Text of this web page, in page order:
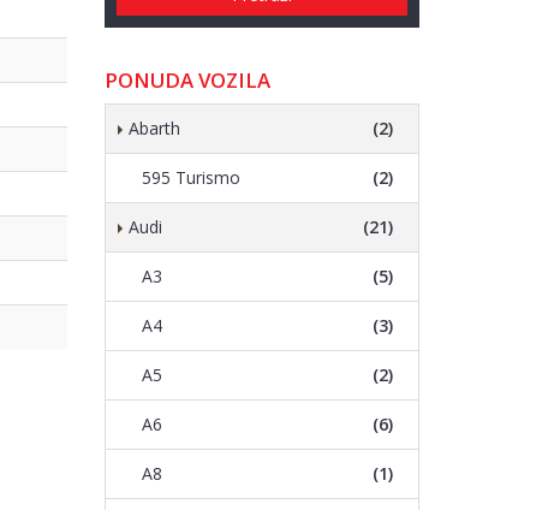
PONUDA VOZILA
Abarth (2)
595 Turismo (2)
Audi (21)
A3 (5)
A4 (3)
A5 (2)
A6 (6)
A8 (1)